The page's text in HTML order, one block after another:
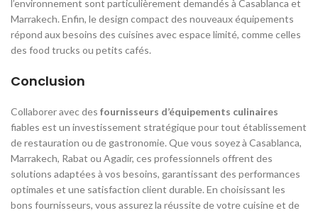
l’environnement sont particulièrement demandés à Casablanca et
Marrakech. Enfin, le design compact des nouveaux équipements
répond aux besoins des cuisines avec espace limité, comme celles
des food trucks ou petits cafés.
Conclusion
Collaborer avec des fournisseurs d’équipements culinaires
fiables est un investissement stratégique pour tout établissement
de restauration ou de gastronomie. Que vous soyez à Casablanca,
Marrakech, Rabat ou Agadir, ces professionnels offrent des
solutions adaptées à vos besoins, garantissant des performances
optimales et une satisfaction client durable. En choisissant les
bons fournisseurs, vous assurez la réussite de votre cuisine et de